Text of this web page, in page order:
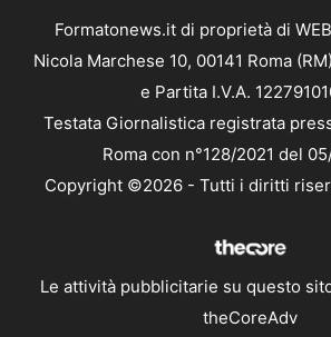
Formatonews.it di proprietà di
Nicola Marchese 10, 00141 Roma
e Partita I.V.A.
Testata Giornalistica registrata
Roma con n°128/2021 del
Copyright ©2026 - Tutti i diritti
Le attività pubblicitarie su questo
theCoreAdv